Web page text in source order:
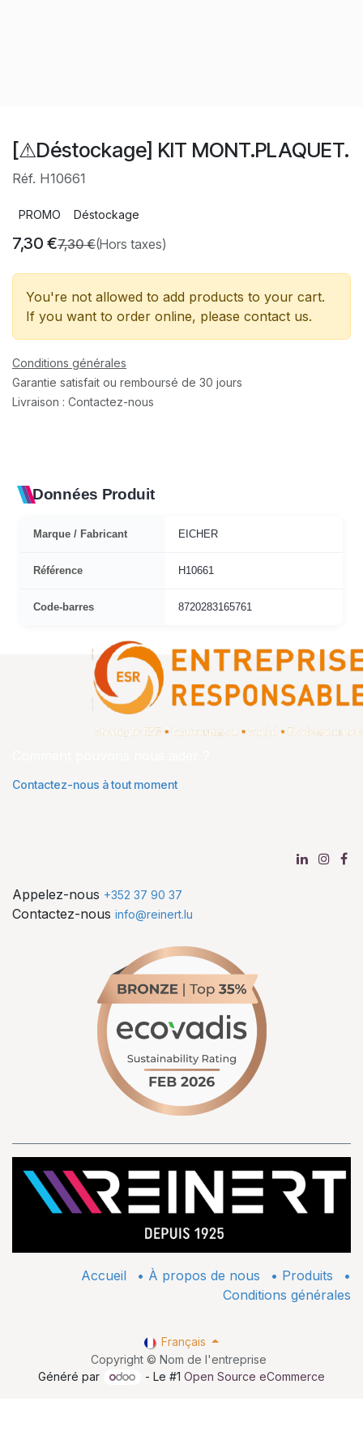
[⚠Déstockage] KIT MONT.PLAQUET.
Réf. H10661
PROMO Déstockage
7,30 €7,30€(Hors taxes)
You're not allowed to add products to your cart.
If you want to order online, please contact us.
Conditions générales
Garantie satisfait ou remboursé de 30 jours
Livraison : Contactez-nous
Données Produit
Marque / Fabricant EICHER
Référence H10661
Code-barres 8720283165761
Contactez-nous à tout moment
Appelez-nous +352 37 90 37
Contactez-nous info@reinert.lu
Accueil • À propos de nous • ​Produits
•
Conditions générales
Copyright © Nom de l'entreprise
Français
Généré par - Le #1Open Source eCommerce